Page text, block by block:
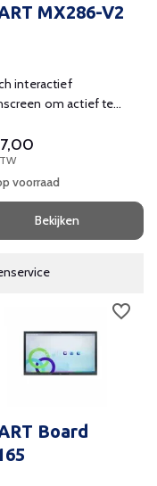
MX286-V2
interactief
om actief te
voorraad
Bekijken
Board